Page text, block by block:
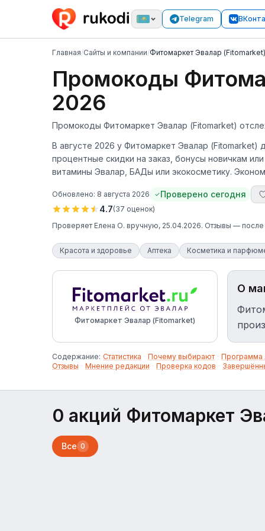
Telegram
Главная/Сайты и компании/Фитомаркет Эвалар (Fitomarket)
Промокоды
2026
Промокоды Фитомаркет Эвалар (Fitomarket)
В августе 2026 у Фитомаркет Эвалар
процентные скидки на заказ, бонусы новичкам
витамины Эвалар, БАДы или экокосметику.
Обновлено: 8 августа 2026
Проверено сегодня
4.7(37 оценок)
Проверяет Елена О. вручную, 25.04.2026. Отзывы —
Красота и здоровье Аптека Косметика и
Фитомаркет Эвалар (Fitomarket)
О
Содержание: Статистика · Почему выбирают · Программа
Отзывы · Мнение редакции · Проверка кодов ·
0 акций Фитомаркет
Все 0